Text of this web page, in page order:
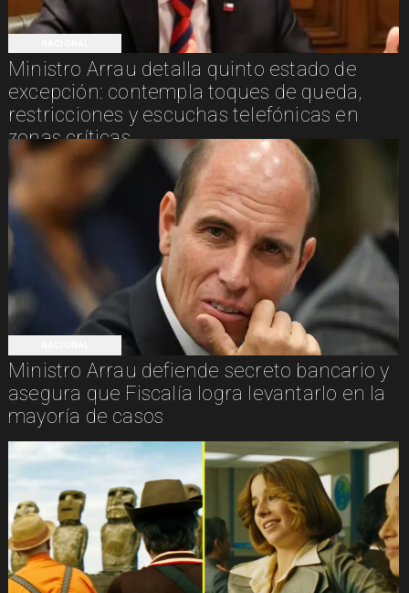
Ministro Arrau detalla quinto estado de
excepción: contempla toques de queda,
restricciones y escuchas telefónicas en
zonas críticas
Ministro Arrau defiende secreto bancario y
asegura que Fiscalía logra levantarlo en la
mayoría de casos